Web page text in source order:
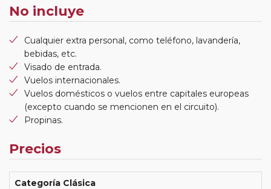
No incluye
Cualquier extra personal, como teléfono, lavandería,
bebidas, etc.
Visado de entrada.
Vuelos internacionales.
Vuelos domésticos o vuelos entre capitales europeas
(excepto cuando se mencionen en el circuito).
Propinas.
Precios
Categoría Clásica